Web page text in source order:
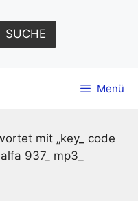
SUCHE
Menü
mit „key_ code
937_ mp3_